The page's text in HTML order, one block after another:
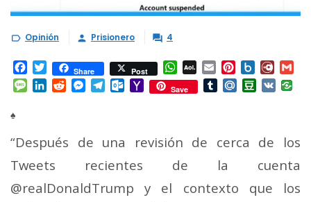
 Opinión  Prisionero  4
Facebook
TwitterShare Post WhatsApp
AOL
Mail
EmailPinterest
Box.net
Message
LinkedInRedditMessenger
TelegramOutlook.com
YahooSave TumblrMail.RuDouban
VK
♠
“Después de una revisión de cerca de los
Tweets recientes de la cuenta
@realDonaldTrump y el contexto que los